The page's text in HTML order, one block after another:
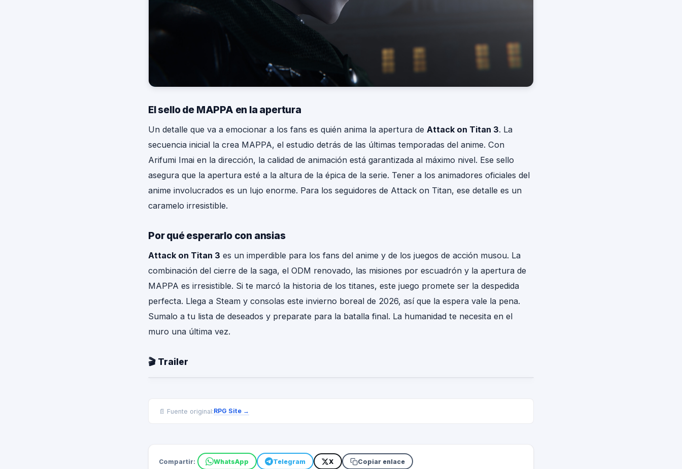
El sello de MAPPA en la apertura
Un detalle que va a emocionar a los fans es quién anima la apertura de Attack on Titan 3. La
secuencia inicial la crea MAPPA, el estudio detrás de las últimas temporadas del anime. Con
Arifumi Imai en la dirección, la calidad de animación está garantizada al máximo nivel. Ese sello
asegura que la apertura esté a la altura de la épica de la serie. Tener a los animadores oficiales del
anime involucrados es un lujo enorme. Para los seguidores de Attack on Titan, ese detalle es un
caramelo irresistible.
Por qué esperarlo con ansias
Attack on Titan 3 es un imperdible para los fans del anime y de los juegos de acción musou. La
combinación del cierre de la saga, el ODM renovado, las misiones por escuadrón y la apertura de
MAPPA es irresistible. Si te marcó la historia de los titanes, este juego promete ser la despedida
perfecta. Llega a Steam y consolas este invierno boreal de 2026, así que la espera vale la pena.
Sumalo a tu lista de deseados y preparate para la batalla final. La humanidad te necesita en el
muro una última vez.
🎬 Trailer
📄 Fuente original:RPG Site →
Compartir: WhatsApp Telegram X Copiar enlace